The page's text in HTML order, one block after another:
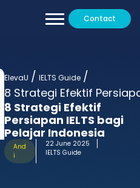
Contact
ElevaU / IELTS Guide /
8 Strategi Efektif
8 Strategi Efektif
Persiapan IELTS bagi
Pelajar Indonesia
And
i
22 June 2025
IELTS Guide